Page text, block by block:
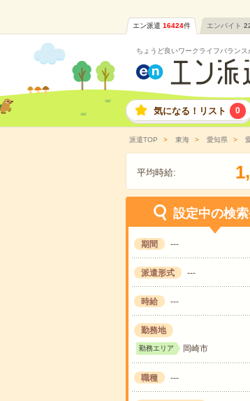
エン派遣 16424件 エンバイト
ちょうど良いワークライフバランス
気になる！リスト 0
派遣TOP 東海 愛知県
平均時給: 1,
設定中の検
期間 ---
派遣形式 ---
時給 ---
勤務地
勤務エリア 岡崎市
職種 ---